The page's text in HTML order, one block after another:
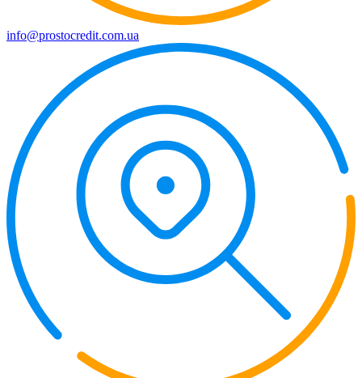
info@prostocredit.com.ua